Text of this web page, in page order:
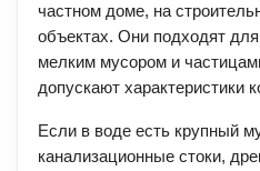
частном доме, на
объектах. Они подходят
мелким мусором и
допускают характеристики
Если в воде есть крупный
канализационные стоки,